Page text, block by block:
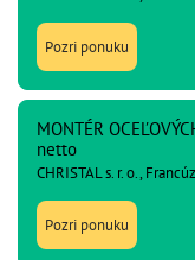
Pozri ponuku
MONTÉR
netto
CHRISTAL s. r. o.,
Pozri ponuku